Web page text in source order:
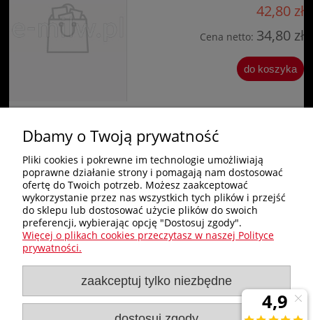
42,80 zł
Cena netto: 34,80 zł
do koszyka
«
Zakupy
Pomoc
Moje konto
Dbamy o Twoją prywatność
Pliki cookies i pokrewne im technologie umożliwiają
poprawne działanie strony i pomagają nam dostosować
ofertę do Twoich potrzeb. Możesz zaakceptować
wykorzystanie przez nas wszystkich tych plików i przejść
do sklepu lub dostosować użycie plików do swoich
preferencji, wybierając opcję "Dostosuj zgody".
Więcej o plikach cookies przeczytasz w naszej Polityce
prywatności.
zaakceptuj tylko niezbędne